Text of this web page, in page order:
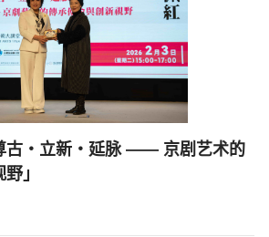
古・立新・延脉 —— 京剧艺术的
」